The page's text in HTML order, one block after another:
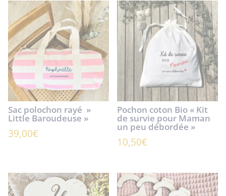
Sac polochon rayé »
Little Baroudeuse »
39,00€
Pochon coton Bio « Kit
de survie pour Maman
un peu débordée »
10,50€